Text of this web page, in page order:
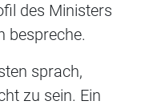
des Ministers
bespreche.
sprach,
zu sein. Ein